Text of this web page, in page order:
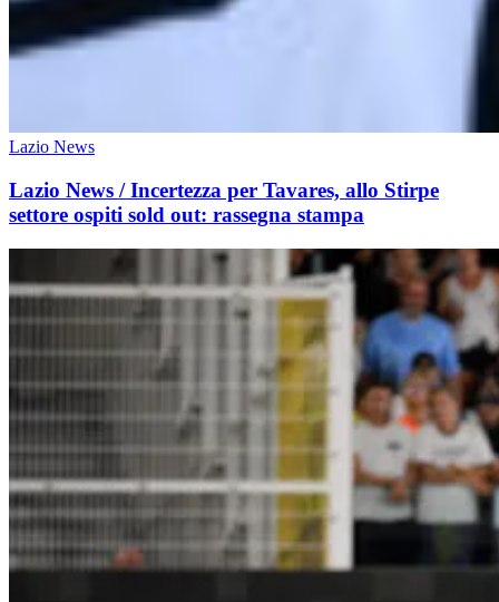
Lazio News
Lazio News / Incertezza per Tavares, allo Stirpe
settore ospiti sold out: rassegna stampa